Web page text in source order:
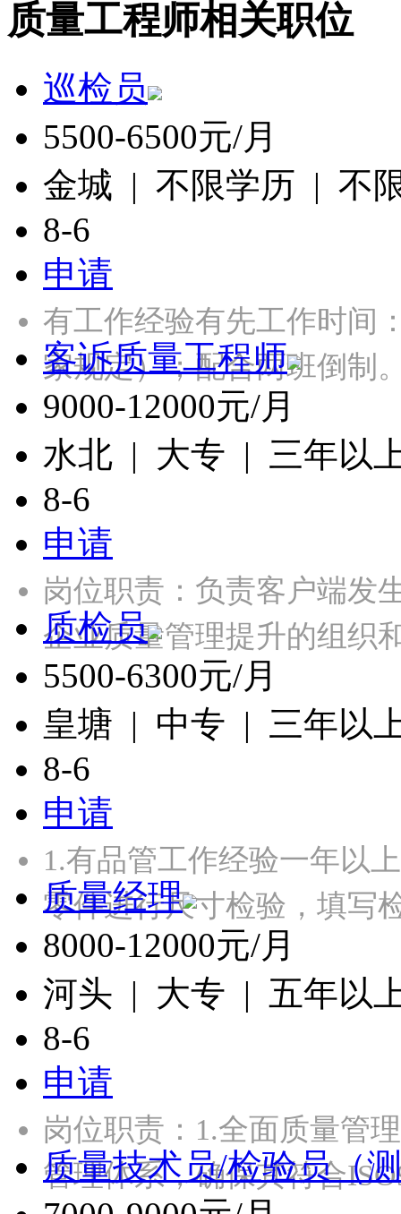
质量工程师相关职位
巡检员
5500-6500元/月
金城 | 不限学历 | 不
8-6
申请
有工作经验有先工作时间
家规定）；配合两班倒
客诉质量工程师
9000-12000元/月
水北 | 大专 | 三年以
8-6
申请
岗位职责：负责客户端发
企业质量管理提升的组
质检员
5500-6300元/月
皇塘 | 中专 | 三年以
8-6
申请
1.有品管工作经验一年以
零件进行尺寸检验，填
质量经理
8000-12000元/月
河头 | 大专 | 五年以
8-6
申请
岗位职责：1.全面质量管
管理体系，确保其符合
质量技术员/检验员（